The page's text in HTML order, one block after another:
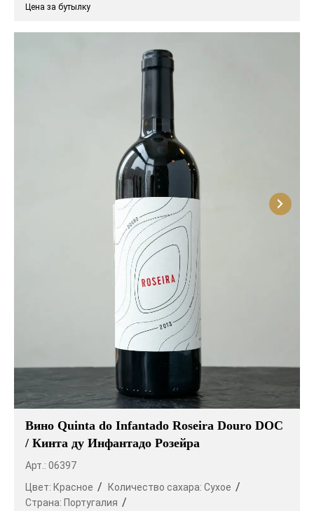
Цена за бутылку
Вино Quinta do Infantado Roseira Douro DOC
/ Кинта ду Инфантадо Розейра
Арт.: 06397
Цвет: Красное Количество сахара: Сухое
Страна: Португалия